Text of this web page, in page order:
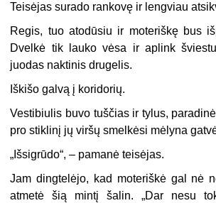
Teisėjas surado rankovę ir lengviau
Regis, tuo atodūsiu ir moteriškę bus
Dvelkė tik lauko vėsa ir aplink
juodas naktinis drugelis.
Iškišo galvą į koridorių.
Vestibiulis buvo tuščias ir tylus,
pro stiklinį jų viršų smelkėsi mėlyna
„ Išsigrūdo“, – pamanė teisėjas.
Jam dingtelėjo, kad moteriškė gal nė
atmetė šią mintį šalin. „Dar nesu